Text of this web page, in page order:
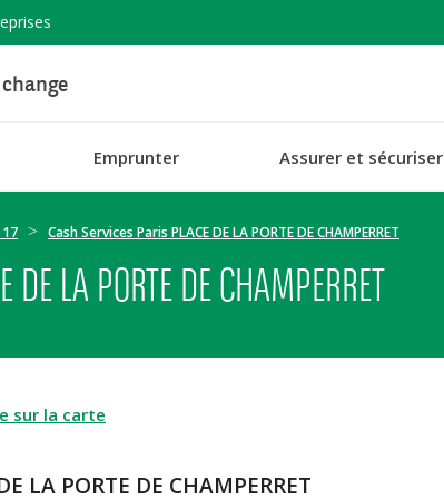
Emprunter Assurer et sécuriser
Cash Services Paris PLACE DE LA PORTE DE CHAMPERRET
LA PORTE DE CHAMPERRET
sur la carte
LA PORTE DE CHAMPERRET